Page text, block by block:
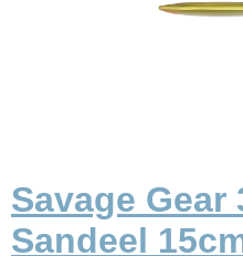
Savage
Sandeel